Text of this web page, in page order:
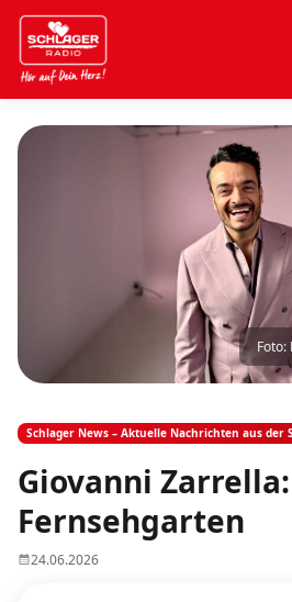
Foto:
Schlager News – Aktuelle Nachrichten aus der
Giovanni
Fernsehgarten
24.06.2026